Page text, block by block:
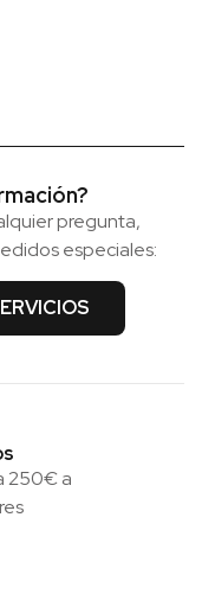
pregunta,
especiales:
250€ a